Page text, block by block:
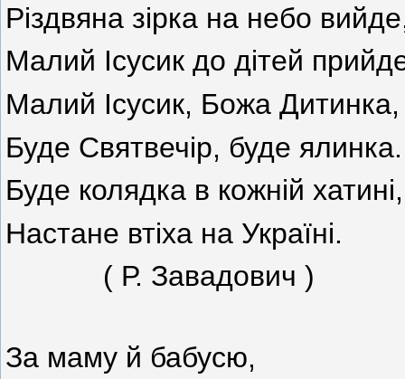
Різдвяна зірка на небо
Малий Ісусик до дітей
Малий Ісусик, Божа Дитинка,
Буде Святвечір, буде ялинка.
Буде колядка в кожній хатині,
Настане втіха на Україні.
( Р. Завадович )
За маму й бабусю,